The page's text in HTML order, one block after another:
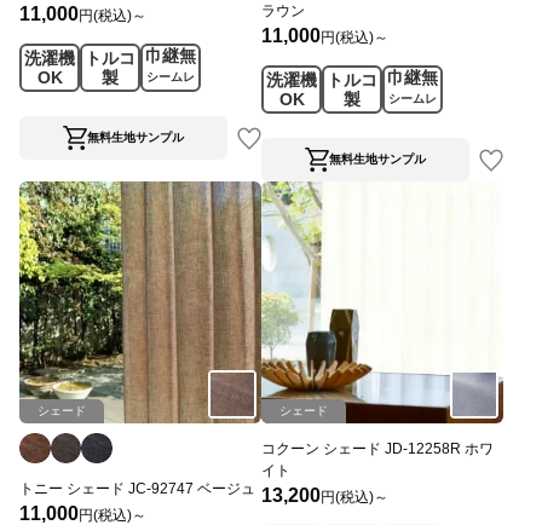
11,000円(税込)～
洗濯機
OK
トルコ
製
巾継無
シームレ
ス
無料生地サンプル
ラウン
11,000円(税込)～
洗濯機
OK
トルコ
製
巾継無
シームレ
ス
無料生地サンプル
シェード
トニー シェード JC-92747 ベージュ
11,000円(税込)～
シェード
コクーン シェード JD-12258R ホワ
イト
13,200円(税込)～